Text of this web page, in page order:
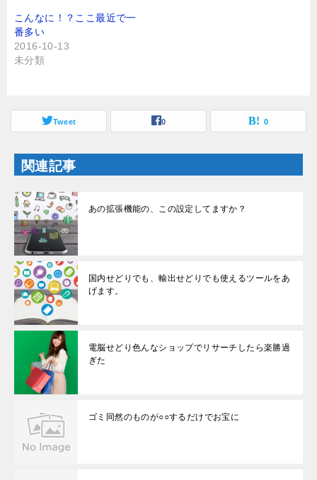
し
い
ウ
ィ
ン
ド
ま
ク
く
い
ウ
ィ
ウ
で
開
ま
す
)
こんなに！？ここ最近で一
番多い
2016-10-13
未分類
Tweet 0 0
関連記事
あの拡張機能の、この設定してますか？
国内せどりでも、輸出せどりでも使えるツールをあ
げます。
電脳せどり色んなショップでリサーチしたら楽勝過
ぎた
ゴミ同然のものが○○するだけでお宝に